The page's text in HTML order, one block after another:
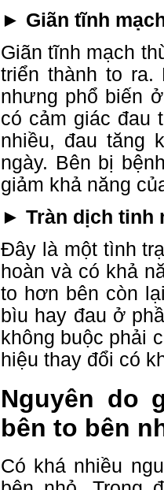
► Giãn tĩnh
Giãn tĩnh mạch
triển thành to
nhưng phổ biến
có cảm giác đau
nhiều, đau tăng
ngày. Bên bị
giảm khả năng
► Tràn dịch tinh
Đây là một tình
hoàn và có khả
to hơn bên còn
bìu hay đau ở
không buộc phải
hiệu thay đổi có
Nguyên do
bên to bên
Có khá nhiều